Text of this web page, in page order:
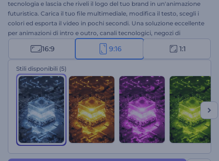
tecnologia e lascia che riveli il logo del tuo brand in un'animazione
futuristica. Carica il tuo file multimediale, modifica il testo, scegli i
colori ed esporta il video in pochi secondi. Una soluzione eccellente
per animazioni di intro e outro, canali tecnologici, negozi di
elettronica e molto altro. Provalo subito!
16:9 9:16 1:1
Stili disponibili (5)